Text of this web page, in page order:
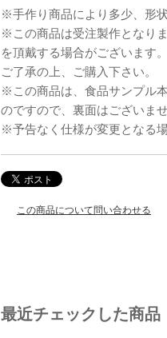
※手作り商品により多少、形
※この商品は受注製作となり
を頂戴する場合がございます
ご了承の上、ご購入下さい。
※この商品は、食品サンプル
のですので、裏面はございま
※予告なく仕様が変更となる
この商品について問い合わせる
最近チェックした商品